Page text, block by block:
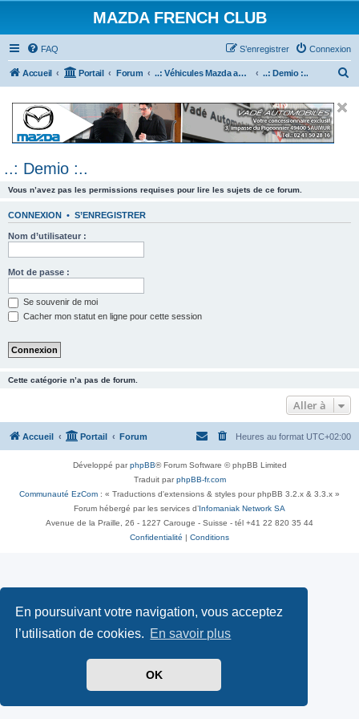
En poursuivant votre navigation, vous acceptez
l’utilisation de cookies. En savoir plus
OK
MAZDA FRENCH CLUB
FAQ Connexion
S’enregistrer
Accueil Portail Forum ..: Véhicules Mazda ancien (<2003) :.. ..: Demio :..
e
..: Demio :..
Vous n’avez pas les permissions requises pour lire les sujets de ce forum.
CONNEXION • S’ENREGISTRER
Nom d’utilisateur :
Mot de passe :
Se souvenir de moi
Cacher mon statut en ligne pour cette session
Cette catégorie n’a pas de forum.
Aller à
Accueil Portail Forum Heures au format UTC+02:00
Développé parphpBB® Forum Software © phpBB Limited
Traduit parphpBB-fr.com
Communauté EzCom : « Traductions d'extensions & styles pour phpBB 3.2.x & 3.3.x »
Forum hébergé par les services d’ Infomaniak Network SA
Avenue de la Praille, 26 - 1227 Carouge - Suisse - tél +41 22 820 35 44
Confidentialité
Conditions